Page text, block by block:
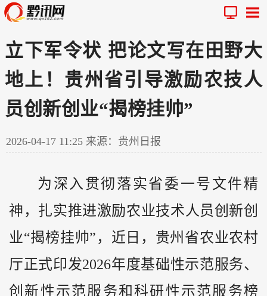
立下军令状 把论文写在田野大
地上！贵州省引导激励农技人
员创新创业“揭榜挂帅”
2026-04-17 11:25 来源：贵州日报
为深入贯彻落实省委一号文件精
神，扎实推进激励农业技术人员创新创
业“揭榜挂帅”，近日， 贵州 省农业农村
厅正式印发2026年度基础性示范服务、
创新性示范服务和科研性示范服务榜